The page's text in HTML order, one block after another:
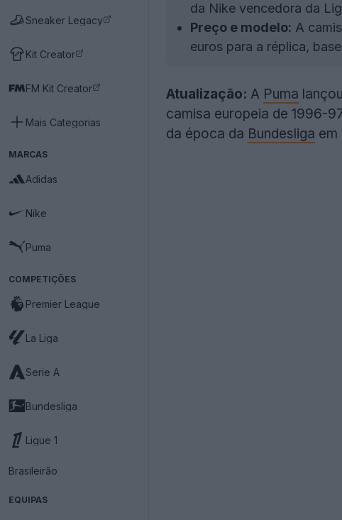
Sneaker Legacy
Kit Creator
FM Kit Creator
Mais Categorias
MARCAS
Adidas
Nike
Puma
COMPETIÇÕES
Premier League
La Liga
Serie A
Bundesliga
Ligue 1
Brasileirão
EQUIPAS
da Nike vencedora da
Preço e modelo: A
euros para a réplica,
Atualização: A Puma
camisa europeia de 1996-
da época da Bundesliga em